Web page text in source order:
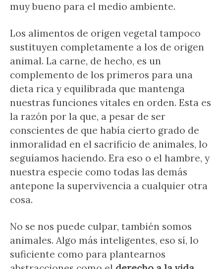
muy bueno para el medio ambiente.
Los alimentos de origen vegetal tampoco
sustituyen completamente a los de origen
animal. La carne, de hecho, es un
complemento de los primeros para una
dieta rica y equilibrada que mantenga
nuestras funciones vitales en orden. Esta es
la razón por la que, a pesar de ser
conscientes de que había cierto grado de
inmoralidad en el sacrificio de animales, lo
seguíamos haciendo. Era eso o el hambre, y
nuestra especie como todas las demás
antepone la supervivencia a cualquier otra
cosa.
No se nos puede culpar, también somos
animales. Algo más inteligentes, eso sí, lo
suficiente como para plantearnos